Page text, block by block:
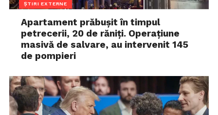
ȘTIRI EXTERNE
Apartament prăbușit în timpul
petrecerii, 20 de răniți. Operațiune
masivă de salvare, au intervenit 145
de pompieri